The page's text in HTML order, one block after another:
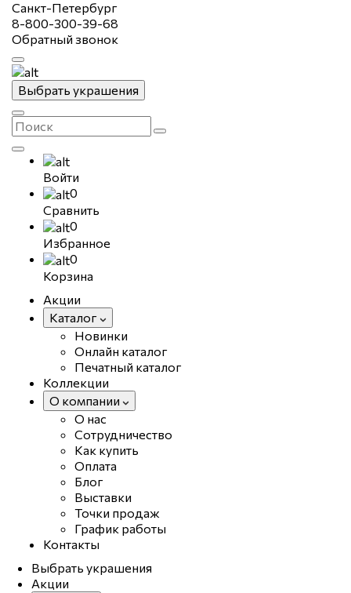
Санкт-Петербург
8-800-300-39-68
Обратный звонок
Выбрать украшения
Войти
0
Сравнить
0
Избранное
0
Корзина
Акции
Каталог
Новинки
Онлайн каталог
Печатный каталог
Коллекции
О компании
О нас
Сотрудничество
Как купить
Оплата
Блог
Выставки
Точки продаж
График работы
Контакты
Выбрать украшения
Акции